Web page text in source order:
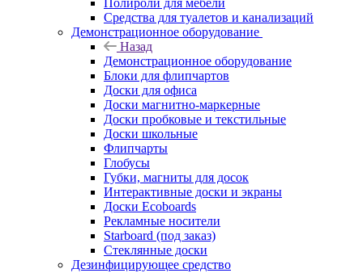
Полироли для мебели
Средства для туалетов и канализаций
Демонстрационное оборудование
Назад
Демонстрационное оборудование
Блоки для флипчартов
Доски для офиса
Доски магнитно-маркерные
Доски пробковые и текстильные
Доски школьные
Флипчарты
Глобусы
Губки, магниты для досок
Интерактивные доски и экраны
Доски Ecoboards
Рекламные носители
Starboard (под заказ)
Стеклянные доски
Дезинфицирующее средство